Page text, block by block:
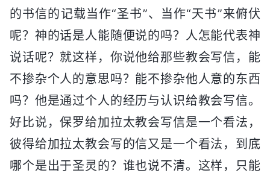
的书信的记载当作“圣书”、当作“天书”来俯伏
呢？神的话是人能随便说的吗？人怎能代表神
说话呢？就这样，你说他给那些教会写信，能
不掺杂个人的意思吗？能不掺杂他人意的东西
吗？他是通过个人的经历与认识给教会写信。
好比说，保罗给加拉太教会写信是一个看法，
彼得给加拉太教会写的信又是一个看法，到底
哪个是出于圣灵的？谁也说不清。这样，只能